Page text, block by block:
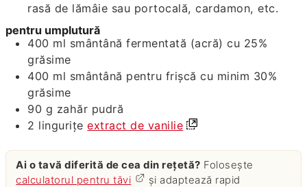
rasă de lămâie sau portocală, cardamon, etc.
pentru umplutură
400 ml smântână fermentată (acră) cu 25%
grăsime
400 ml smântână pentru frișcă cu minim 30%
grăsime
90 g zahăr pudră
2 lingurițe extract de vanilie
Ai o tavă diferită de cea din rețetă? Folosește
calculatorul pentru tăvi
și adaptează rapid